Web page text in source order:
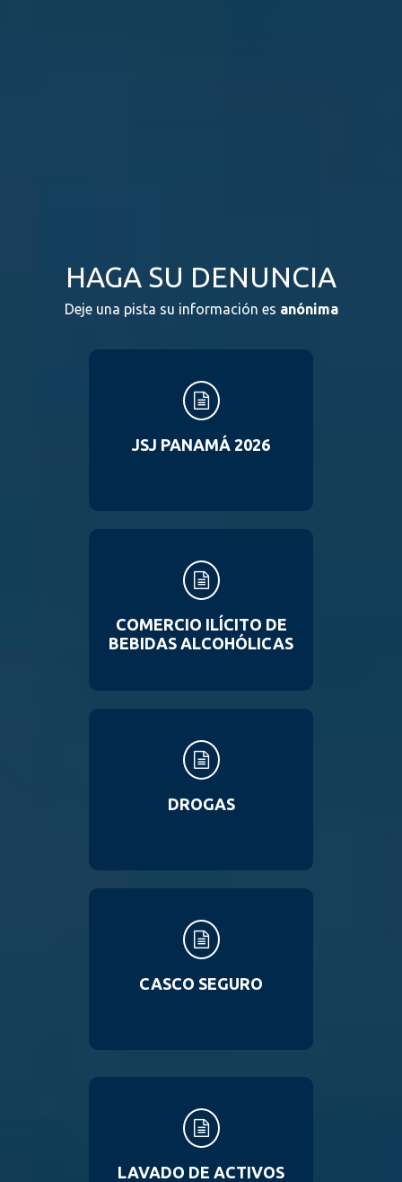
HAGA SU DENUNCIA
Deje una pista su información es anónima
JSJ PANAMÁ 2026
COMERCIO ILÍCITO DE
BEBIDAS ALCOHÓLICAS
DROGAS
CASCO SEGURO
LAVADO DE ACTIVOS